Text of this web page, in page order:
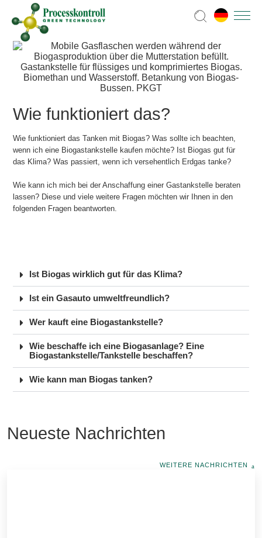
Wie funktioniert das?
Wie funktioniert das Tanken mit Biogas? Was sollte ich beachten,
wenn ich eine Biogastankstelle kaufen möchte? Ist Biogas gut für
das Klima? Was passiert, wenn ich versehentlich Erdgas tanke?
Wie kann ich mich bei der Anschaffung einer Gastankstelle beraten
lassen? Diese und viele weitere Fragen möchten wir Ihnen in den
folgenden Fragen beantworten.
Ist Biogas wirklich gut für das Klima?
Ist ein Gasauto umweltfreundlich?
Wer kauft eine Biogastankstelle?
Wie beschaffe ich eine Biogasanlage? Eine
Biogastankstelle/Tankstelle beschaffen?
Wie kann man Biogas tanken?
Neueste Nachrichten
WEITERE NACHRICHTEN